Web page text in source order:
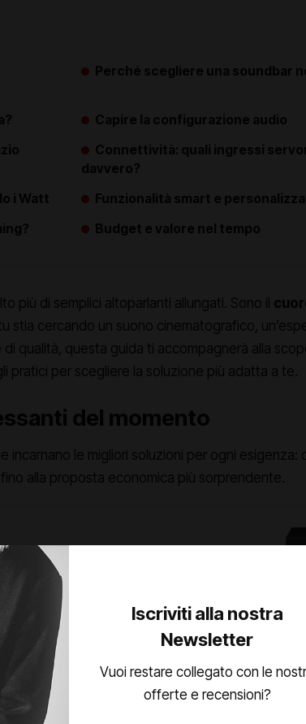
Iscriviti alla nostra
Newsletter
Vuoi restare collegato con le
offerte e recensioni?
Perché scegliere una soundbar
Capire la configurazione audio
Connettività: quali ingressi
davvero?
i Watt
Funzionalità smart e
Budget e valore nel tempo
più di semplici altoparlanti allungati. Sono il
tu stia cercando un suono cinematografico,
qualità, questa guida ti accompagnerà alla
pratici per scegliere la soluzione più adatta a te.
del momento
incarnano le migliori soluzioni per ogni esigenza:
alla proposta economica più sorprendente.